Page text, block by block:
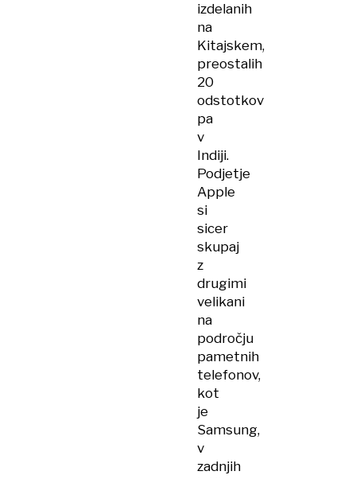
izdelanih
na
Kitajskem,
preostalih
20
odstotkov
pa
v
Indiji.
Podjetje
Apple
si
sicer
skupaj
z
drugimi
velikani
na
področju
pametnih
telefonov,
kot
je
Samsung,
v
zadnjih